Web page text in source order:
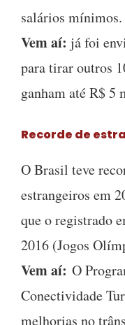
salários mínimos.
Vem aí: já foi
para tirar outros
ganham até R$ 5
Recorde de
O Brasil teve
estrangeiros em
que o registrado
2016 (Jogos
Vem aí: O
Conectividade
melhorias no